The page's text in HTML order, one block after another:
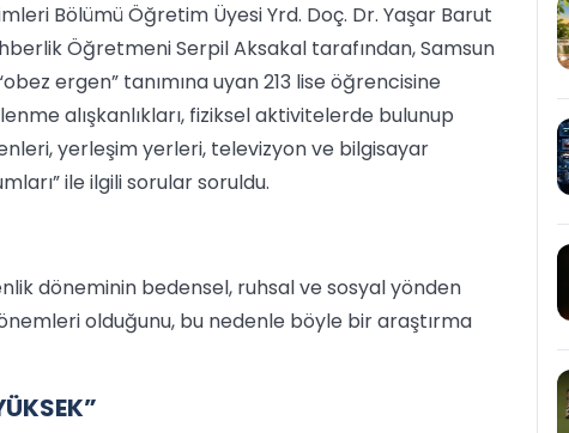
Bölümü Öğretim Üyesi Yrd. Doç. Dr. Yaşar Barut
Öğretmeni Serpil Aksakal tarafından, Samsun
ergen” tanımına uyan 213 lise öğrencisine
alışkanlıkları, fiziksel aktivitelerde bulunup
yerleşim yerleri, televizyon ve bilgisayar
ile ilgili sorular soruldu.
döneminin bedensel, ruhsal ve sosyal yönden
olduğunu, bu nedenle böyle bir araştırma